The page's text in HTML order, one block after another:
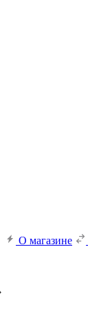
О магазине